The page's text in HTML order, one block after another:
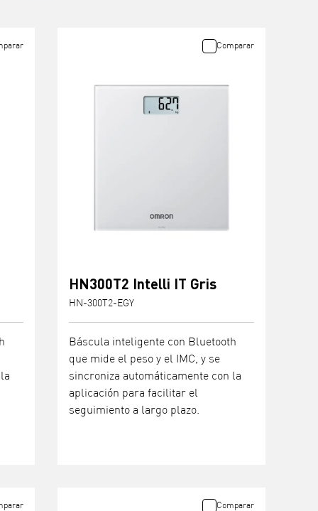
HN300T2 Intelli IT Gris
HN-300T2-EGY
Báscula inteligente con Bluetooth
que mide el peso y el IMC, y se
sincroniza automáticamente con la
aplicación para facilitar el
seguimiento a largo plazo.
Comparar
Comparar